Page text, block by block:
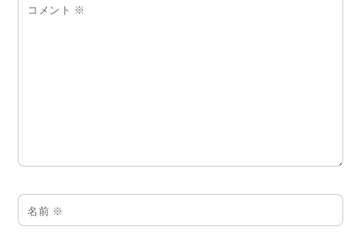
コメント ※
名前 ※